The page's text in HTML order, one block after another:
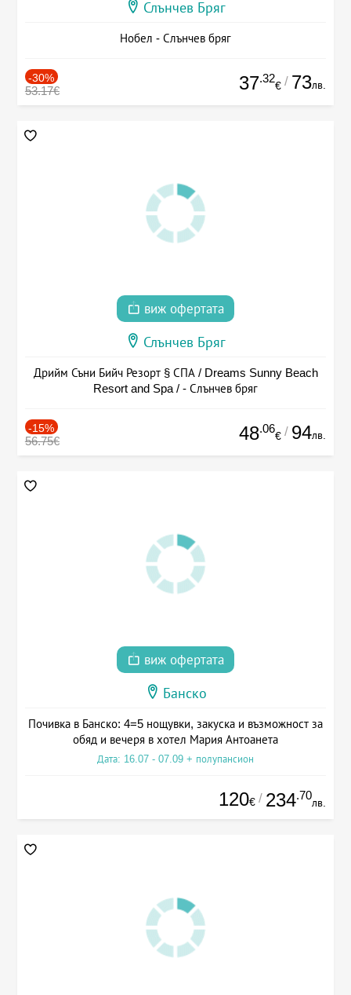
Слънчев Бряг
Нобел - Слънчев бряг
-30%
53.17€ 37.32
€ / 73лв.
виж офертата
Слънчев Бряг
Дрийм Съни Бийч Резорт § СПА / Dreams Sunny Beach
Resort and Spa / - Слънчев бряг
-15%
56.75€ 48.06
€ / 94лв.
виж офертата
Банско
Почивка в Банско: 4=5 нощувки, закуска и възможност за
обяд и вечеря в хотел Мария Антоанета
Дата: 16.07 - 07.09 + полупансион
120€ / 234.70
лв.